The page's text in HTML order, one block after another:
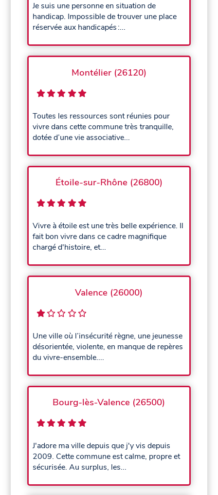
Je suis une personne en situation de
handicap. Impossible de trouver une place
réservée aux handicapés :...
Montélier (26120)
Toutes les ressources sont réunies pour
vivre dans cette commune très tranquille,
dotée d’une vie associative...
Étoile-sur-Rhône (26800)
Vivre à étoile est une très belle expérience. Il
fait bon vivre dans ce cadre magnifique
chargé d'histoire, et...
Valence (26000)
Une ville où l’insécurité règne, une jeunesse
désorientée, violente, en manque de repères
du vivre-ensemble....
Bourg-lès-Valence (26500)
J'adore ma ville depuis que j'y vis depuis
2009. Cette commune est calme, propre et
sécurisée. Au surplus, les...